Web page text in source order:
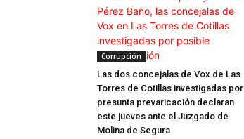
Corrupción
Las dos concejalas de Vox de Las
Torres de Cotillas investigadas por
presunta prevaricación declaran
este jueves ante el Juzgado de
Molina de Segura